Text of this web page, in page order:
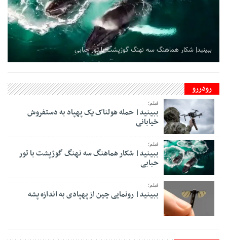
ببینید| شکار هماهنگ سه نهنگ گوژپشت با تور حبابی
رودررو
فیلم؛
ببینید| حمله هولناک یک پهپاد به دستفروش
خیابانی
فیلم؛
ببینید| شکار هماهنگ سه نهنگ گوژپشت با تور
حبابی
فیلم؛
ببینید| رونمایی چین از پهپادی به اندازه پشه